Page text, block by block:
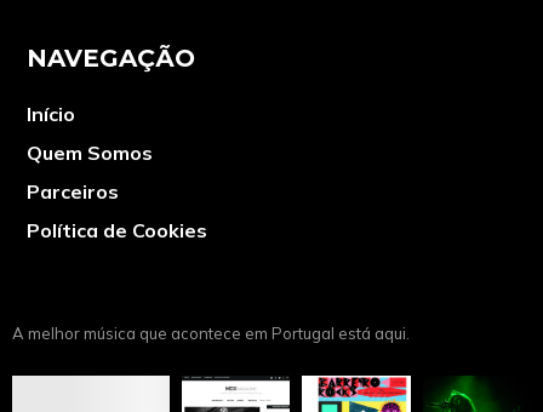
NAVEGAÇÃO
Início
Quem Somos
Parceiros
Política de Cookies
A melhor música que acontece em Portugal está aqui.